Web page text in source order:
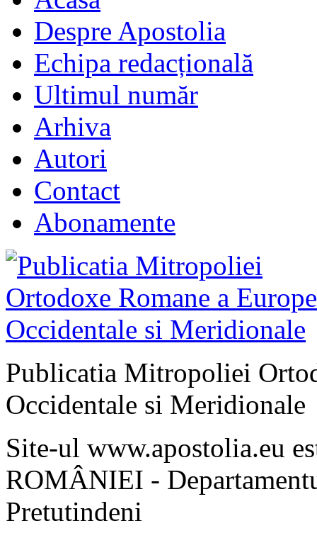
Despre Apostolia
Echipa redacțională
Ultimul număr
Arhiva
Autori
Contact
Abonamente
Publicatia Mitropoliei
Occidentale si Meridionale
Site-ul www.apostolia.eu
ROMÂNIEI -
Pretutindeni